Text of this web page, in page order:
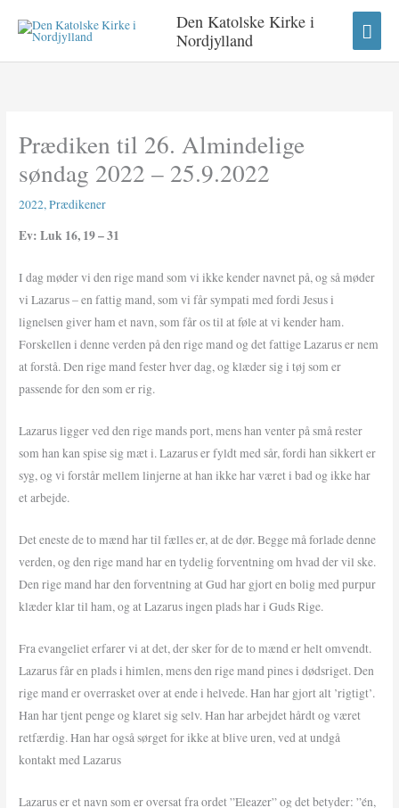
Den Katolske Kirke i
Nordjylland
Prædiken til 26. Almindelige
søndag 2022 – 25.9.2022
2022,Prædikener
Ev: Luk 16, 19 – 31
I dag møder vi den rige mand som vi ikke kender navnet på, og så møder
vi Lazarus – en fattig mand, som vi får sympati med fordi Jesus i
lignelsen giver ham et navn, som får os til at føle at vi kender ham.
Forskellen i denne verden på den rige mand og det fattige Lazarus er nem
at forstå. Den rige mand fester hver dag, og klæder sig i tøj som er
passende for den som er rig.
Lazarus ligger ved den rige mands port, mens han venter på små rester
som han kan spise sig mæt i. Lazarus er fyldt med sår, fordi han sikkert er
syg, og vi forstår mellem linjerne at han ikke har været i bad og ikke har
et arbejde.
Det eneste de to mænd har til fælles er, at de dør. Begge må forlade denne
verden, og den rige mand har en tydelig forventning om hvad der vil ske.
Den rige mand har den forventning at Gud har gjort en bolig med purpur
klæder klar til ham, og at Lazarus ingen plads har i Guds Rige.
Fra evangeliet erfarer vi at det, der sker for de to mænd er helt omvendt.
Lazarus får en plads i himlen, mens den rige mand pines i dødsriget. Den
rige mand er overrasket over at ende i helvede. Han har gjort alt ’rigtigt’.
Han har tjent penge og klaret sig selv. Han har arbejdet hårdt og været
retfærdig. Han har også sørget for ikke at blive uren, ved at undgå
kontakt med Lazarus
Lazarus er et navn som er oversat fra ordet ”Eleazer” og det betyder: ”én,